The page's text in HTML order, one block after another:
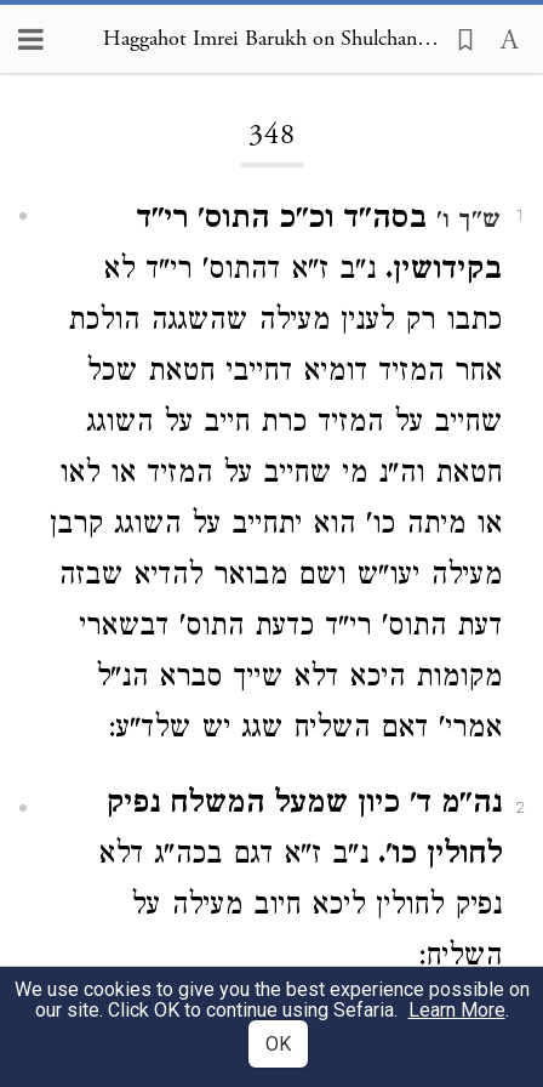
Haggahot Imrei Barukh on Shulchan Arukh, Choshen Mishpat 348
348
1 ש"ך ו' בסה"ד וכ"כ התוס' רי"ד
בקידושין. נ"ב ז"א דהתוס' רי"ד לא
כתבו רק לענין מעילה שהשגגה הולכת
אחר המזיד דומיא דחייבי חטאת שכל
שחייב על המזיד כרת חייב על השוגג
חטאת וה"נ מי שחייב על המזיד או לאו
או מיתה כו' הוא יתחייב על השוגג קרבן
מעילה יעו"ש ושם מבואר להדיא שבזה
דעת התוס' רי"ד כדעת התוס' דבשארי
מקומות היכא דלא שייך סברא הנ"ל
אמרי' דאם השליח שגג יש שלד"ע:
2
נה"מ ד' כיון שמעל המשלח נפיק
לחולין כו'. נ"ב ז"א דגם בכה"ג דלא
נפיק לחולין ליכא חיוב מעילה על
השליח:
350
We use cookies to give you the best experience possible on
our site. Click OK to continue using Sefaria. Learn More.
OK